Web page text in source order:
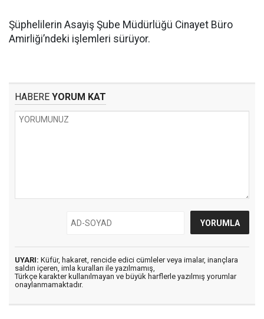
Şüphelilerin Asayiş Şube Müdürlüğü Cinayet Büro
Amirliği’ndeki işlemleri sürüyor.
HABERE YORUM KAT
UYARI: Küfür, hakaret, rencide edici cümleler veya imalar, inançlara
saldırı içeren, imla kuralları ile yazılmamış,
Türkçe karakter kullanılmayan ve büyük harflerle yazılmış yorumlar
onaylanmamaktadır.